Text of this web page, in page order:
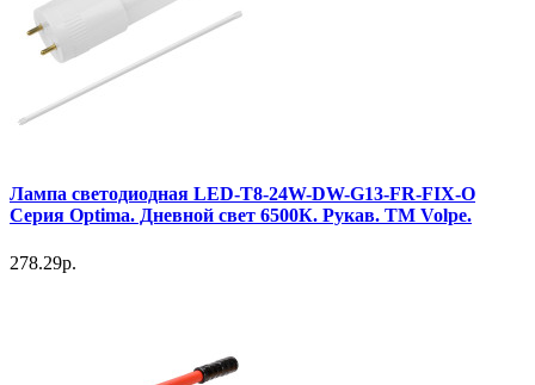
Лампа светодиодная LED-T8-24W-DW-G13-FR-FIX-O
Серия Optima. Дневной свет 6500К. Рукав. ТМ Volpe.
278.29р.